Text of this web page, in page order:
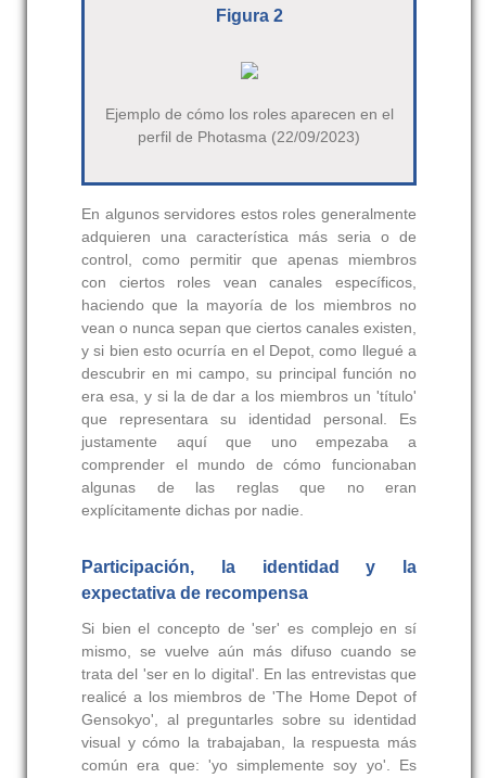
Figura 2
Ejemplo de cómo los roles aparecen en el
perfil de Photasma (22/09/2023)
En algunos servidores estos roles generalmente
adquieren una característica más seria o de
control, como permitir que apenas miembros
con ciertos roles vean canales específicos,
haciendo que la mayoría de los miembros no
vean o nunca sepan que ciertos canales existen,
y si bien esto ocurría en el Depot, como llegué a
descubrir en mi campo, su principal función no
era esa, y si la de dar a los miembros un 'título'
que representara su identidad personal. Es
justamente aquí que uno empezaba a
comprender el mundo de cómo funcionaban
algunas de las reglas que no eran
explícitamente dichas por nadie.
Participación, la identidad y la
expectativa de recompensa
Si bien el concepto de 'ser' es complejo en sí
mismo, se vuelve aún más difuso cuando se
trata del 'ser en lo digital'. En las entrevistas que
realicé a los miembros de 'The Home Depot of
Gensokyo', al preguntarles sobre su identidad
visual y cómo la trabajaban, la respuesta más
común era que: 'yo simplemente soy yo'. Es